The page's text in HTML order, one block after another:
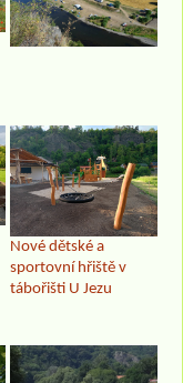
Nové dětské a
sportovní hřiště v
tábořišti U Jezu